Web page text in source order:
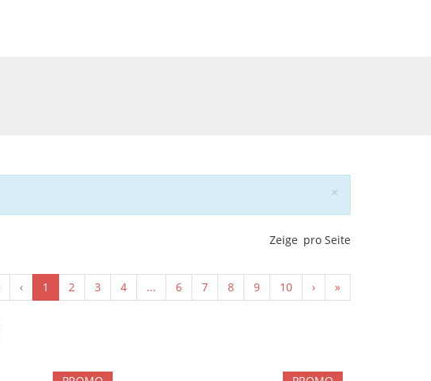
×
Zeige pro Seite
‹ 1 2 3 4 ... 6 7 8 9 10 › »